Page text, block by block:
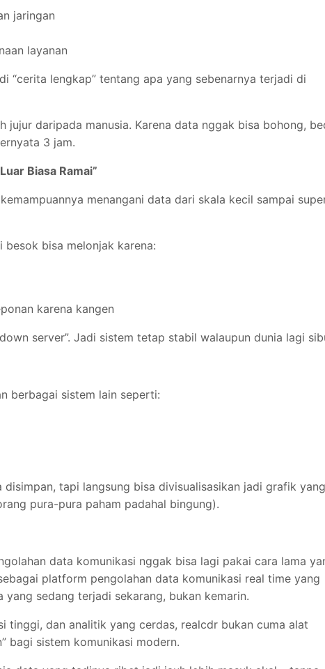
jaringan
layanan
“cerita lengkap” tentang apa yang sebenarnya terjadi di
jujur daripada manusia. Karena data nggak bisa bohong,
3 jam.
Biasa Ramai”
menangani data dari skala kecil sampai
bisa melonjak karena:
karena kangen
server”. Jadi sistem tetap stabil walaupun dunia lagi
berbagai sistem lain seperti:
tapi langsung bisa divisualisasikan jadi grafik yang
pura-pura paham padahal bingung).
data komunikasi nggak bisa lagi pakai cara lama
platform pengolahan data komunikasi real time yang
yang sedang terjadi sekarang, bukan kemarin.
tinggi, dan analitik yang cerdas, realcdr bukan cuma alat
bagi sistem komunikasi modern.